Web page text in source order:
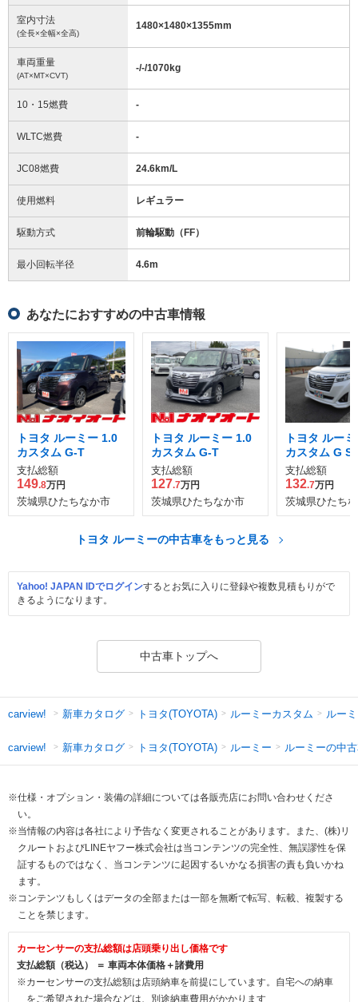
室内寸法
(全長×全幅×全高)
1480×1480×1355mm
車両重量
(AT×MT×CVT)
-/-/1070kg
10・15燃費 -
WLTC燃費 -
JC08燃費 24.6km/L
使用燃料 レギュラー
駆動方式 前輪駆動（FF）
最小回転半径 4.6m
あなたにおすすめの中古車情報
トヨタ ルーミー 1.0
カスタム G-T
支払総額
149.8万円
茨城県ひたちなか市
トヨタ ルーミー 1.0
カスタム G-T
支払総額
127.7万円
茨城県ひたちなか市
トヨタ ルー
カスタム G S
支払総額
132.7万円
茨城県ひたち
トヨタ ルーミーの中古車をもっと見る
Yahoo! JAPAN IDでログインするとお気に入りに登録や複数見積もりがで
きるようになります。
中古車トップへ
carview! 新車カタログ トヨタ(TOYOTA) ルーミーカスタム ルー
carview! 新車カタログ トヨタ(TOYOTA) ルーミー ルーミーの中
※仕様・オプション・装備の詳細については各販売店にお問い合わせくださ
い。
※当情報の内容は各社により予告なく変更されることがあります。また、(株)リ
クルートおよびLINEヤフー株式会社は当コンテンツの完全性、無誤謬性を保
証するものではなく、当コンテンツに起因するいかなる損害の責も負いかね
ます。
※コンテンツもしくはデータの全部または一部を無断で転写、転載、複製する
ことを禁じます。
カーセンサーの支払総額は店頭乗り出し価格です
支払総額（税込） ＝ 車両本体価格＋諸費用
※カーセンサーの支払総額は店頭納車を前提にしています。自宅への納車
をご希望された場合などは、別途納車費用がかかります